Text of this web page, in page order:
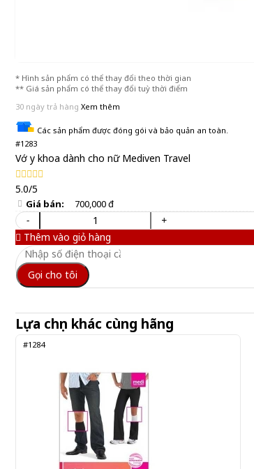
* Hình sản phẩm có thể thay đổi theo thời gian
** Giá sản phẩm có thể thay đổi tuỳ thời điểm
30 ngày trả hàng Xem thêm
Các sản phẩm được đóng gói và bảo quản an toàn.
#1283
Vớ y khoa dành cho nữ Mediven Travel
5.0/5
Giá bán: 700,000 đ
-
+
Thêm vào giỏ hàng
Gọi cho tôi
Lựa chọn khác cùng hãng
#1284